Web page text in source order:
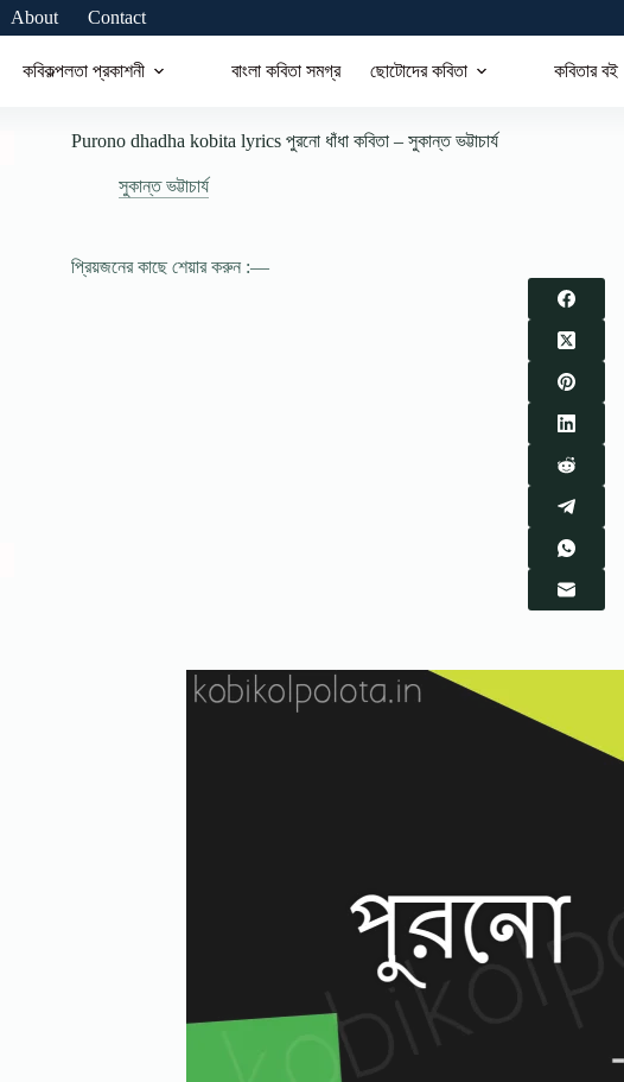
About Contact
কবিকল্পলতা প্রকাশনী বাংলা কবিতা সমগ্র ছোটোদের কবিতা কবিতার বই
Purono dhadha kobita lyrics পুরনো ধাঁধা কবিতা – সুকান্ত ভট্টাচার্য
সুকান্ত ভট্টাচার্য
প্রিয়জনের কাছে শেয়ার করুন :—